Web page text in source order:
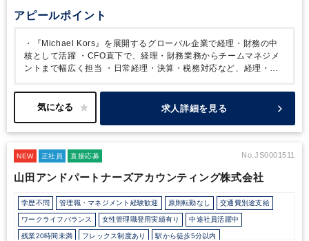
連プロジェクトを主導または監督する。
アピールポイント
・『Michael Kors』を展開するグローバル企業で経理・財務の中
核として活躍 ・CFO直下で、経理・財務業務からチームマネジメ
ントまで幅広く担当 ・日常経理・決算・税務対応など、経理・財
を活かして管理職へチャレンジ可能・グループブランド間での異
動制度や社員割引など、グローバル企業ならではの福利厚生も充実
求人詳細を見る
NEW 正社員 直接応募 No.JS0001511
山田アンドパートナーズアカウンティング株式会社
学歴不問 管理職・マネジメント経験歓迎 原則転勤なし 交通費別途支給
ワークライフバランス 女性管理職登用実績有り 中途社員活躍中
残業20時間未満 フレックス制度あり 駅から徒歩5分以内